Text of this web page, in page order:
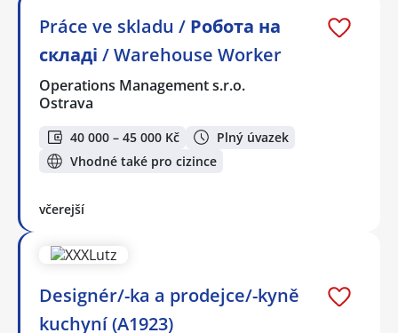
Práce ve skladu / Робота на
складі / Warehouse Worker
Operations Management s.r.o.
Ostrava
40 000 – 45 000 Kč
Plný úvazek
Vhodné také pro cizince
včerejší
Designér/-ka a prodejce/-kyně
kuchyní (A1923)